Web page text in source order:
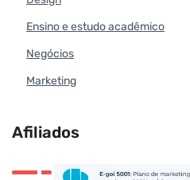
Ensino e estudo acadêmico
Negócios
Marketing
Afiliados